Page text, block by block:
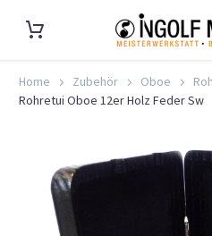
Home Zubehör Oboe
Rohretui Oboe 12er Holz Feder Sw